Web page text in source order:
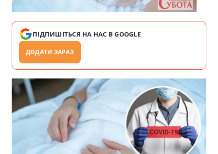
ПІДПИШІТЬСЯ НА НАС В GOOGLE
ДОДАТИ ЗАРАЗ